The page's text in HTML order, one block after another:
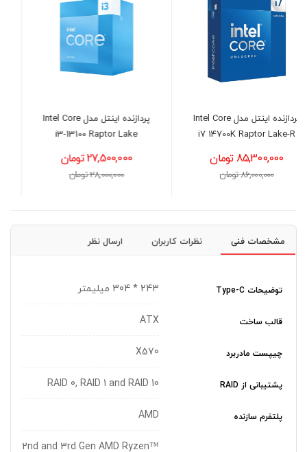
پردازنده اینتل مدل Intel Core
i3-13100 Raptor Lake
27,500,000 تومان
28,000,000 تومان
رم کامپیوتر CORSAIR
VENGEANCE RGB DDR5
149,000,000 تومان
مشخصات فنی نظرات کاربران ارسال نظر
توضیحات Type-C 243 * 304 میلیمتر
قالب ساخت ATX
چیپست مادربرد X570
پشتیبانی از RAID RAID 0, RAID 1 and RAID 10
پلتفرم سازنده AMD
2nd and 3rd Gen AMD Ryzen™